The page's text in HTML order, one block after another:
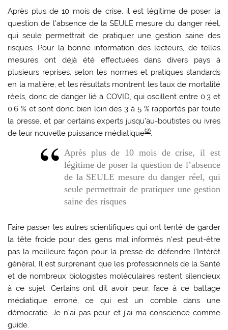
Après plus de 10 mois de crise, il est légitime de poser la
question de l’absence de la SEULE mesure du danger réel,
qui seule permettrait de pratiquer une gestion saine des
risques. Pour la bonne information des lecteurs, de telles
mesures ont déjà été effectuées dans divers pays à
plusieurs reprises, selon les normes et pratiques standards
en la matière, et les résultats montrent les taux de mortalité
réels, donc de danger lié à COVID, qui oscillent entre 0.3 et
0.6 % et sont donc bien loin des 3 à 5 % rapportés par toute
la presse, et par certains experts jusqu’au-boutistes ou ivres
de leur nouvelle puissance médiatique(2).
Après plus de 10 mois de crise, il est
légitime de poser la question de l’absence
de la SEULE mesure du danger réel, qui
seule permettrait de pratiquer une gestion
saine des risques
Faire passer les autres scientifiques qui ont tenté de garder
la tête froide pour des gens mal informés n’est peut-être
pas la meilleure façon pour la presse de défendre l’Intérêt
général. Il est surprenant que les professionnels de la Santé
et de nombreux biologistes moléculaires restent silencieux
à ce sujet. Certains ont dit avoir peur, face à ce battage
médiatique erroné, ce qui est un comble dans une
démocratie. Je n’ai pas peur et j’ai ma conscience comme
guide.